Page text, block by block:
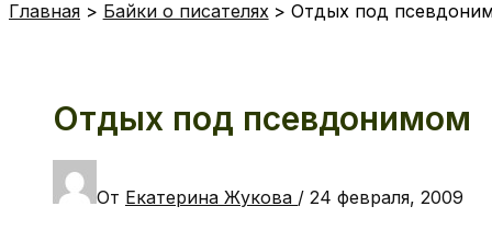
Главная Байки о писателях Отдых под
Отдых под псевдонимом
От Екатерина Жукова / 24 февраля, 2009